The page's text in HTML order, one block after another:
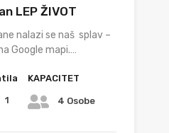
LEP ŽIVOT
nalazi se naš splav –
Google mapi.…
1
KAPACITET
4 Osobe